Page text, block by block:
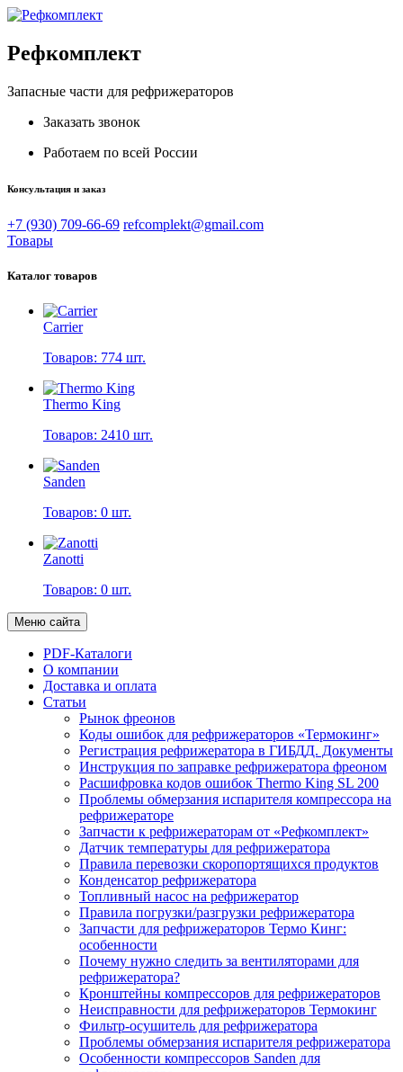
Рефкомплект
Запасные части для рефрижераторов
Заказать звонок
Работаем по всей России
Консультация и заказ
+7 (930) 709-66-69 refcomplekt@gmail.com
Товары
Каталог товаров
Carrier
Товаров: 774 шт.
Thermo King
Товаров: 2410 шт.
Sanden
Товаров: 0 шт.
Zanotti
Товаров: 0 шт.
Меню сайта
PDF-Каталоги
О компании
Доставка и оплата
Статьи
Рынок фреонов
Коды ошибок для рефрижераторов «Термокинг»
Регистрация рефрижератора в ГИБДД. Документы
Инструкция по заправке рефрижератора фреоном
Расшифровка кодов ошибок Thermo King SL 200
Проблемы обмерзания испарителя компрессора на
рефрижераторе
Запчасти к рефрижераторам от «Рефкомплект»
Датчик температуры для рефрижератора
Правила перевозки скоропортящихся продуктов
Конденсатор рефрижератора
Топливный насос на рефрижератор
Правила погрузки/разгрузки рефрижератора
Запчасти для рефрижераторов Термо Кинг:
особенности
Почему нужно следить за вентиляторами для
рефрижератора?
Кронштейны компрессоров для рефрижераторов
Неисправности для рефрижераторов Термокинг
Фильтр-осушитель для рефрижератора
Проблемы обмерзания испарителя рефрижератора
Особенности компрессоров Sanden для